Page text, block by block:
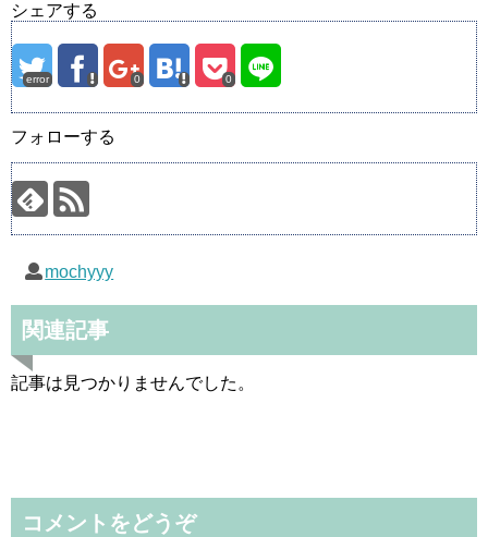
シェアする
error 0 0
フォローする
mochyyy
関連記事
記事は見つかりませんでした。
コメントをどうぞ